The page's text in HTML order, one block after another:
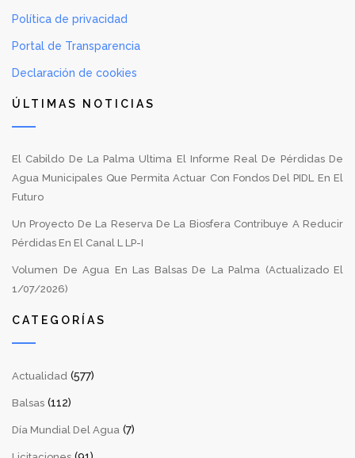
Política de privacidad
Portal de Transparencia
Declaración de cookies
ÚLTIMAS NOTICIAS
El Cabildo De La Palma Ultima El Informe Real De Pérdidas De
Agua Municipales Que Permita Actuar Con Fondos Del PIDL En El
Futuro
Un Proyecto De La Reserva De La Biosfera Contribuye A Reducir
Pérdidas En El Canal L LP-I
Volumen De Agua En Las Balsas De La Palma (Actualizado El
1/07/2026)
CATEGORÍAS
Actualidad (577)
Balsas (112)
Día Mundial Del Agua (7)